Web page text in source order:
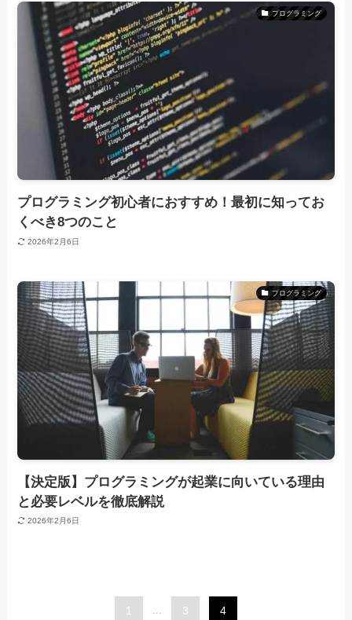
プログラミング
プログラミング初心者におすすめ！最初に知ってお
くべき8つのこと
2026年2月6日
プログラミング
【決定版】プログラミングが起業に向いている理由
と必要レベルを徹底解説
2026年2月6日
1 3 4